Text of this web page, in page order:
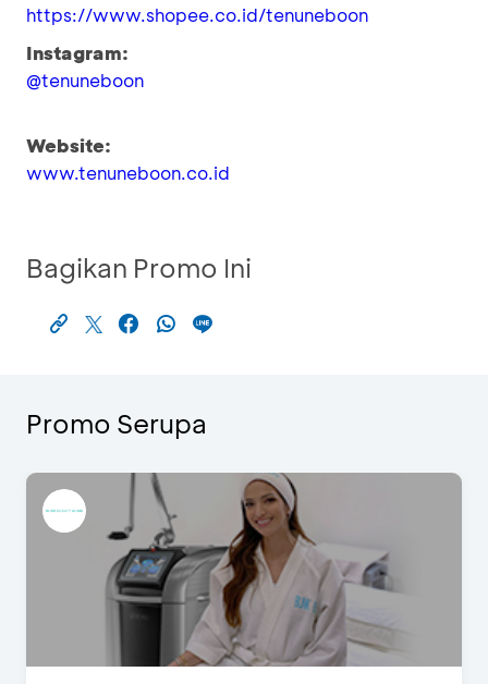
https://www.shopee.co.id/tenuneboon
Instagram:
@tenuneboon
Website:
www.tenuneboon.co.id
Bagikan Promo Ini
Promo Serupa